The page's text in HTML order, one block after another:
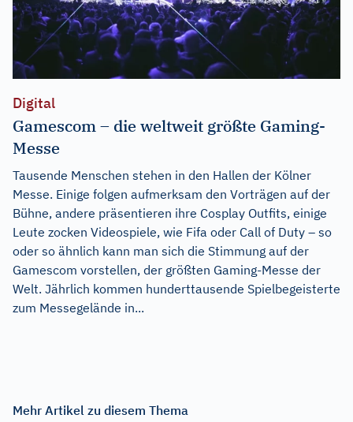
Digital
Gamescom – die weltweit größte Gaming-
Messe
Tausende Menschen stehen in den Hallen der Kölner
Messe. Einige folgen aufmerksam den Vorträgen auf der
Bühne, andere präsentieren ihre Cosplay Outfits, einige
Leute zocken Videospiele, wie Fifa oder Call of Duty – so
oder so ähnlich kann man sich die Stimmung auf der
Gamescom vorstellen, der größten Gaming-Messe der
Welt. Jährlich kommen hunderttausende Spielbegeisterte
zum Messegelände in...
Mehr Artikel zu diesem Thema